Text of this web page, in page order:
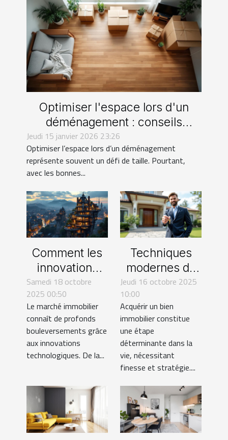
Optimiser l'espace lors d'un
déménagement : conseils
pratiques
Jeudi 15 janvier 2026 23:26
Optimiser l’espace lors d’un déménagement
représente souvent un défi de taille. Pourtant,
avec les bonnes...
Comment les
innovations
technologiques
transforment-
elles le marché
immobilier ?
Samedi 18 octobre
2025 00:50
Le marché immobilier
connaît de profonds
bouleversements grâce
aux innovations
technologiques. De la...
Techniques
modernes de
négociation
pour l'achat
d'un bien
immobilier
Jeudi 16 octobre 2025
10:00
Acquérir un bien
immobilier constitue
une étape
déterminante dans la
vie, nécessitant
finesse et stratégie....